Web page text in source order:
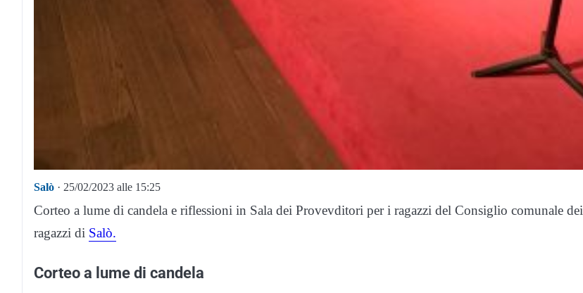
Salò · 25/02/2023 alle 15:25
Corteo a lume di candela e riflessioni in Sala dei Provevditori per i ragazzi del Consiglio comunale dei
ragazzi di Salò.
Corteo a lume di candela